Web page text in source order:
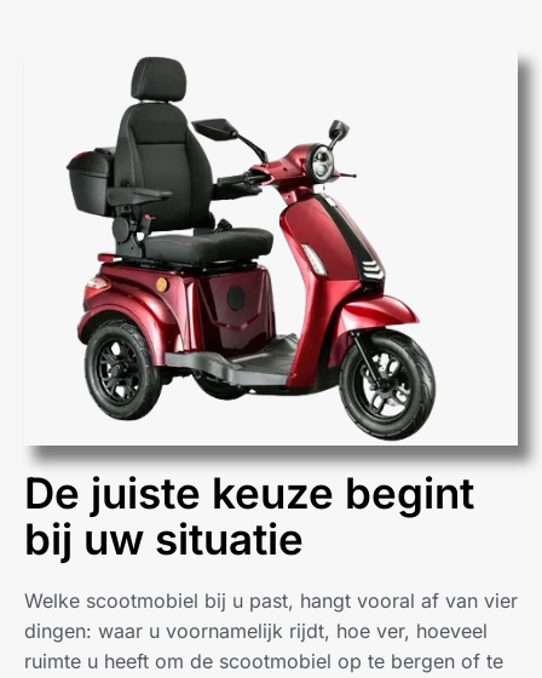
De juiste keuze begint
bij uw situatie
Welke scootmobiel bij u past, hangt vooral af van vier
dingen: waar u voornamelijk rijdt, hoe ver, hoeveel
ruimte u heeft om de scootmobiel op te bergen of te